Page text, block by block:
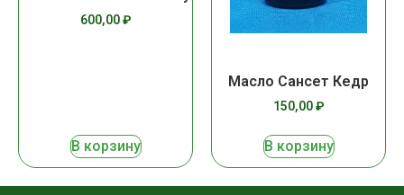
600,00₽
В корзину
Масло Сансет Кедр
150,00₽
В корзину